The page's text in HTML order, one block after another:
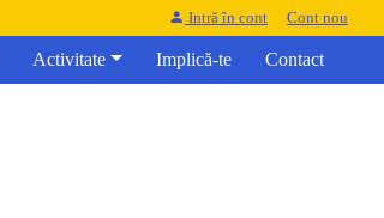
Intră în cont Cont nou
Activitate Implică-te Contact